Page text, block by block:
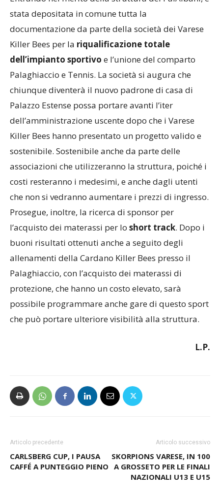
stata depositata in comune tutta la
documentazione da parte della società dei Varese
Killer Bees per la riqualificazione totale
dell’impianto sportivo e l’unione del comparto
Palaghiaccio e Tennis. La società si augura che
chiunque diventerà il nuovo padrone di casa di
Palazzo Estense possa portare avanti l’iter
dell’amministrazione uscente dopo che i Varese
Killer Bees hanno presentato un progetto valido e
sostenibile. Sostenibile anche da parte delle
associazioni che utilizzeranno la struttura, poiché i
costi resteranno i medesimi, e anche dagli utenti
che non si vedranno aumentare i prezzi di ingresso.
Prosegue, inoltre, la ricerca di sponsor per
l’acquisto dei materassi per lo short track. Dopo i
buoni risultati ottenuti anche a seguito degli
allenamenti della Cardano Killer Bees presso il
Palaghiaccio, con l’acquisto dei materassi di
protezione, che hanno un costo elevato, sarà
possibile programmare anche gare di questo sport
che può portare ulteriore visibilità alla struttura.
L.P.
Articolo precedente
CARLSBERG CUP, I PAUSA
CAFFÉ A PUNTEGGIO PIENO
Articolo successivo
SKORPIONS VARESE, IN 100
A GROSSETO PER LE FINALI
NAZIONALI U13 E U15